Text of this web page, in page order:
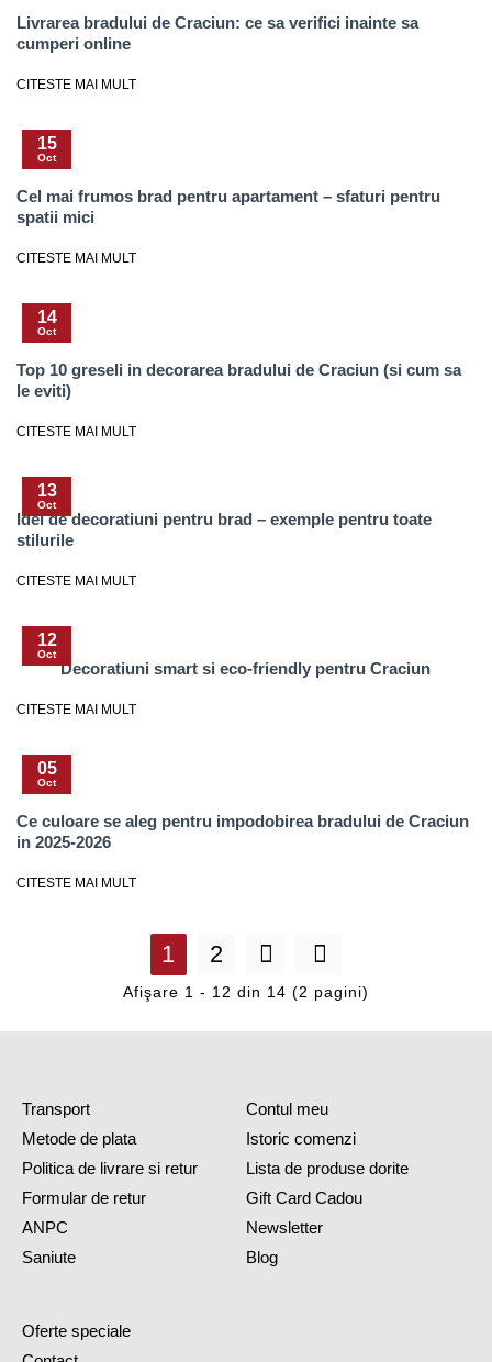
Livrarea bradului de Craciun: ce sa verifici inainte sa
cumperi online
CITESTE MAI MULT
15
Oct
Cel mai frumos brad pentru apartament – sfaturi pentru
spatii mici
CITESTE MAI MULT
14
Oct
Top 10 greseli in decorarea bradului de Craciun (si cum sa
le eviti)
CITESTE MAI MULT
13
Oct
Idei de decoratiuni pentru brad – exemple pentru toate
stilurile
CITESTE MAI MULT
12
Oct
Decoratiuni smart si eco-friendly pentru Craciun
CITESTE MAI MULT
05
Oct
Ce culoare se aleg pentru impodobirea bradului de Craciun
in 2025-2026
CITESTE MAI MULT
1 2
Afişare 1 - 12 din 14 (2 pagini)
Transport
Metode de plata
Politica de livrare si retur
Formular de retur
ANPC
Saniute
Contul meu
Istoric comenzi
Lista de produse dorite
Gift Card Cadou
Newsletter
Blog
Oferte speciale